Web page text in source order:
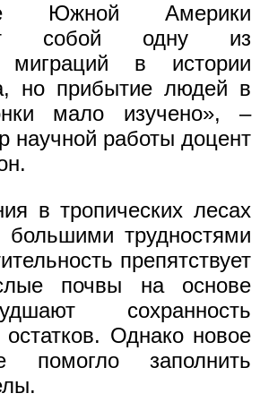
Южной Америки
собой одну из
миграций в истории
но прибытие людей в
мало изучено», –
научной работы доцент
в тропических лесах
трудностями
препятствует
почвы на основе
сохранность
остатков. Однако новое
помогло заполнить